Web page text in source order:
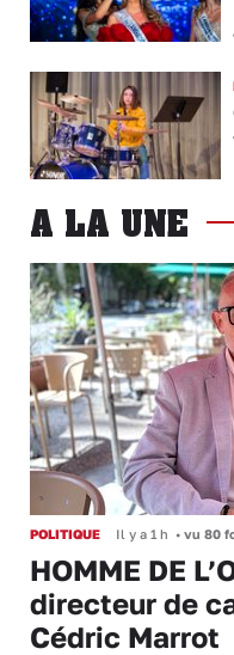
A LA UNE
POLITIQUE Il y a 1 h • vu 80
HOMME DE
directeur de
Cédric Marrot